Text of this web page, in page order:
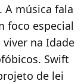
A música fala
foco especial
na Idade
Swift
de lei